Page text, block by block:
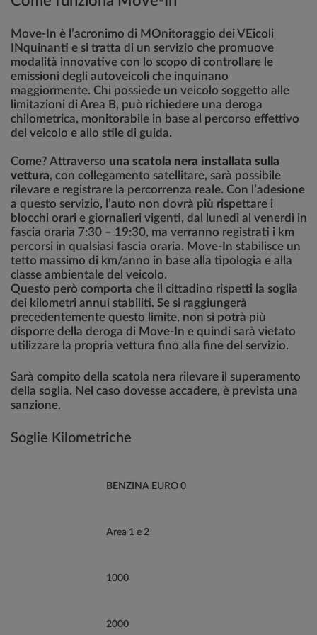
Move-In è l’acronimo di MOnitoraggio dei VEicoli
INquinanti e si tratta di un servizio che promuove
modalità innovative con lo scopo di controllare le
emissioni degli autoveicoli che inquinano
maggiormente. Chi possiede un veicolo soggetto alle
limitazioni di Area B, può richiedere una deroga
chilometrica, monitorabile in base al percorso effettivo
del veicolo e allo stile di guida.
Come? Attraverso una scatola nera installata sulla
vettura, con collegamento satellitare, sarà possibile
rilevare e registrare la percorrenza reale. Con l’adesione
a questo servizio, l’auto non dovrà più rispettare i
blocchi orari e giornalieri vigenti, dal lunedì al venerdì in
fascia oraria 7:30 – 19:30, ma verranno registrati i km
percorsi in qualsiasi fascia oraria. Move-In stabilisce un
tetto massimo di km/anno in base alla tipologia e alla
classe ambientale del veicolo.
Questo però comporta che il cittadino rispetti la soglia
dei kilometri annui stabiliti. Se si raggiungerà
precedentemente questo limite, non si potrà più
disporre della deroga di Move-In e quindi sarà vietato
utilizzare la propria vettura fino alla fine del servizio.
Sarà compito della scatola nera rilevare il superamento
della soglia. Nel caso dovesse accadere, è prevista una
sanzione.
Soglie Kilometriche
BENZINA EURO 0
Area 1 e 2
1000
2000